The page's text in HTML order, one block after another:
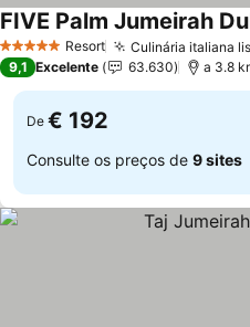
5 Estrelas Resort Culinária italiana
FIVE Palm Jumeirah
9,1 Excelente 63.630 a 3.8
De € 192
Consulte os preços de 9 sites